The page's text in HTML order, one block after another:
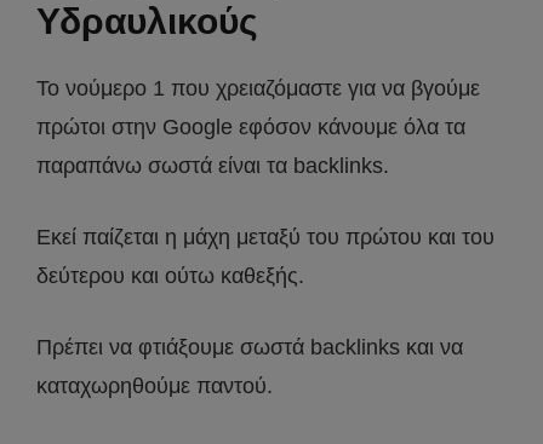
Υδραυλικούς
Το νούμερο 1 που χρειαζόμαστε για να βγούμε
πρώτοι στην Google εφόσον κάνουμε όλα τα
παραπάνω σωστά είναι τα backlinks.
Εκεί παίζεται η μάχη μεταξύ του πρώτου και του
δεύτερου και ούτω καθεξής.
Πρέπει να φτιάξουμε σωστά backlinks και να
καταχωρηθούμε παντού.